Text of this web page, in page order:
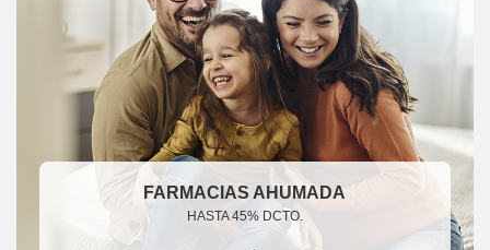
FARMACIAS AHUMADA
HASTA 45% DCTO.